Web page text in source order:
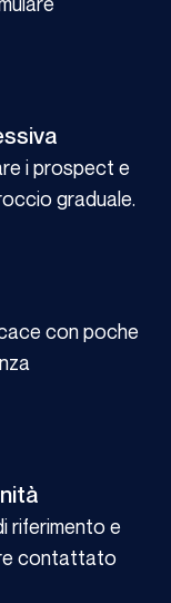
i prospect e
graduale.
con poche
riferimento e
contattato